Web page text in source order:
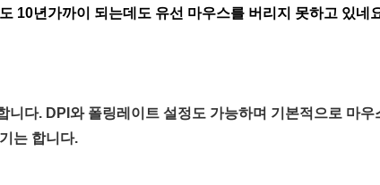
10년가까이 되는데도 유선 마우스를 버리지 못하고 있네
다. DPI와 폴링레이트 설정도 가능하며 기본적으로 마우
는 합니다.